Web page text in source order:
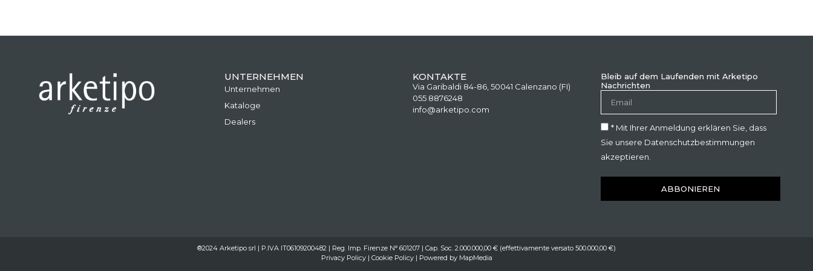
UNTERNEHMEN
Unternehmen
Kataloge
Dealers
KONTAKTE
Via Garibaldi 84-86, 50041 Calenzano (FI)
055 8876248
info@arketipo.com
Bleib auf dem Laufenden mit Arketipo
Nachrichten
* Mit Ihrer Anmeldung erklären Sie, dass
Sie unsere Datenschutzbestimmungen
akzeptieren.
ABBONIEREN
®2024 Arketipo srl | P.IVA IT06109200482 | Reg. Imp. Firenze N° 601207 | Cap. Soc. 2.000.000,00 € (effettivamente versato 500.000,00 €)
Privacy Policy| Cookie Policy| Powered by MapMedia